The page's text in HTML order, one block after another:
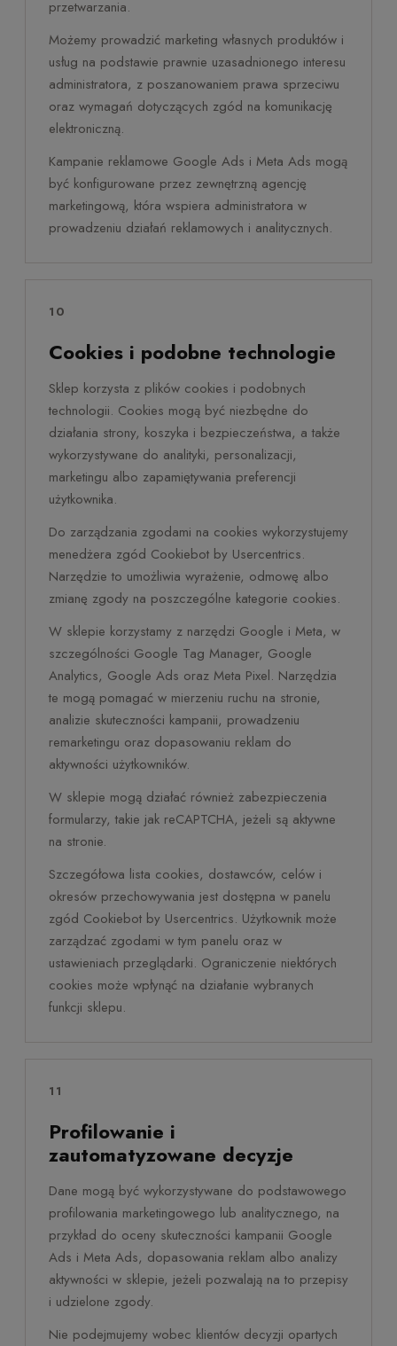
przetwarzania.
Możemy prowadzić marketing własnych produktów i
usług na podstawie prawnie uzasadnionego interesu
administratora, z poszanowaniem prawa sprzeciwu
oraz wymagań dotyczących zgód na komunikację
elektroniczną.
Kampanie reklamowe Google Ads i Meta Ads mogą
być konfigurowane przez zewnętrzną agencję
marketingową, która wspiera administratora w
prowadzeniu działań reklamowych i analitycznych.
10
Cookies i podobne technologie
Sklep korzysta z plików cookies i podobnych
technologii. Cookies mogą być niezbędne do
działania strony, koszyka i bezpieczeństwa, a także
wykorzystywane do analityki, personalizacji,
marketingu albo zapamiętywania preferencji
użytkownika.
Do zarządzania zgodami na cookies wykorzystujemy
menedżera zgód Cookiebot by Usercentrics.
Narzędzie to umożliwia wyrażenie, odmowę albo
zmianę zgody na poszczególne kategorie cookies.
W sklepie korzystamy z narzędzi Google i Meta, w
szczególności Google Tag Manager, Google
Analytics, Google Ads oraz Meta Pixel. Narzędzia
te mogą pomagać w mierzeniu ruchu na stronie,
analizie skuteczności kampanii, prowadzeniu
remarketingu oraz dopasowaniu reklam do
aktywności użytkowników.
W sklepie mogą działać również zabezpieczenia
formularzy, takie jak reCAPTCHA, jeżeli są aktywne
na stronie.
Szczegółowa lista cookies, dostawców, celów i
okresów przechowywania jest dostępna w panelu
zgód Cookiebot by Usercentrics. Użytkownik może
zarządzać zgodami w tym panelu oraz w
ustawieniach przeglądarki. Ograniczenie niektórych
cookies może wpłynąć na działanie wybranych
funkcji sklepu.
11
Profilowanie i
zautomatyzowane decyzje
Dane mogą być wykorzystywane do podstawowego
profilowania marketingowego lub analitycznego, na
przykład do oceny skuteczności kampanii Google
Ads i Meta Ads, dopasowania reklam albo analizy
aktywności w sklepie, jeżeli pozwalają na to przepisy
i udzielone zgody.
Nie podejmujemy wobec klientów decyzji opartych